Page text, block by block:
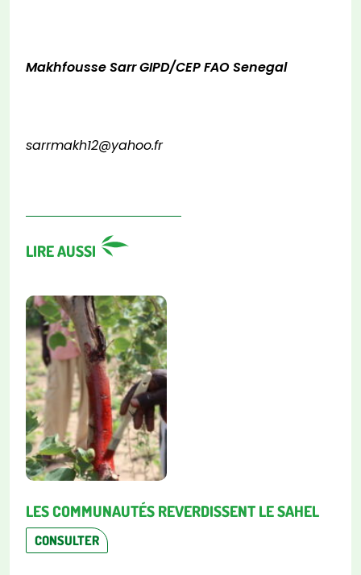
Makhfousse Sarr GIPD/CEP FAO Senegal
sarrmakh12@yahoo.fr
LIRE AUSSI
LES COMMUNAUTÉS REVERDISSENT LE SAHEL
CONSULTER